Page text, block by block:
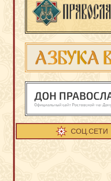
СОЦ.СЕТИ